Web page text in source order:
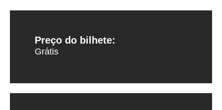
Preço do bilhete:
Grátis